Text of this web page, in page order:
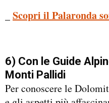
Scopri il Palaronda
6) Con le Guide
Monti Pallidi
Per conoscere le